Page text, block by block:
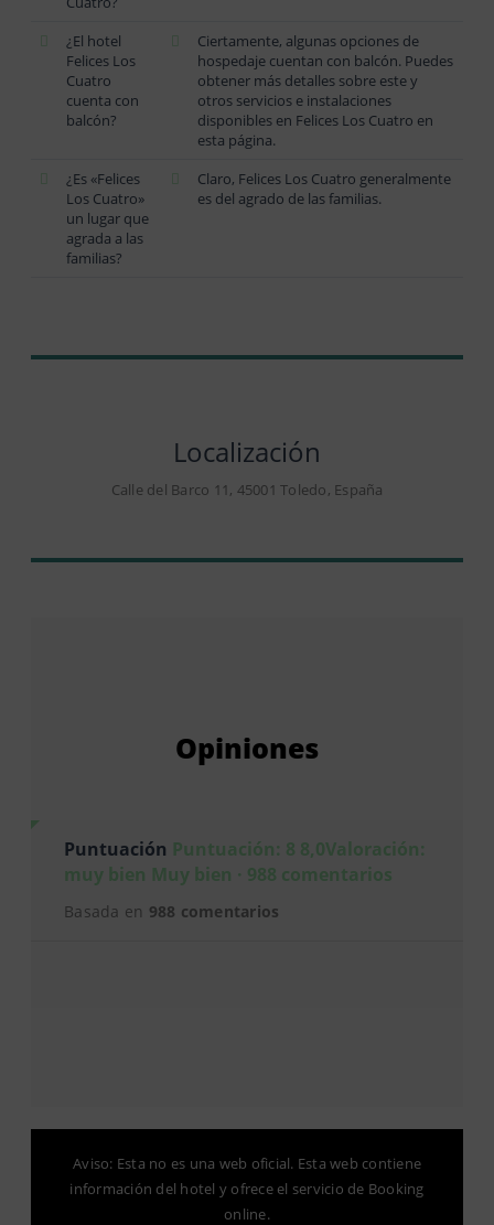
¿El hotel
Felices Los
Cuatro
cuenta con
balcón?
Ciertamente, algunas opciones de
hospedaje cuentan con balcón. Puedes
obtener más detalles sobre este y
otros servicios e instalaciones
disponibles en Felices Los Cuatro en
esta página.
¿Es «Felices
Los Cuatro»
un lugar que
agrada a las
familias?
Claro, Felices Los Cuatro generalmente
es del agrado de las familias.
Localización
Calle del Barco 11, 45001 Toledo, España
Opiniones
Puntuación Puntuación: 8 8,0Valoración:
muy bien Muy bien · 988 comentarios
Basada en 988 comentarios
Aviso: Esta no es una web oficial. Esta web contiene
información del hotel y ofrece el servicio de Booking
online.